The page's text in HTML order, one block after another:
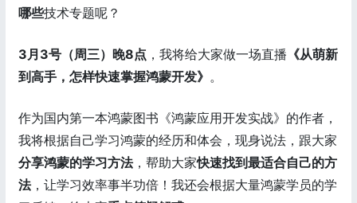
哪些技术专题呢？
3月3号（周三）晚8点 ，我将给大家做一场直播 《从萌新
到高手，怎样快速掌握鸿蒙开发》 。
作为国内第一本鸿蒙图书《鸿蒙应用开发实战》的作者，
我将根据自己学习鸿蒙的经历和体会，现身说法，跟大家
分享鸿蒙的学习方法，帮助大家快速找到最适合自己的方
法，让学习效率事半功倍！我还会根据大量鸿蒙学员的学